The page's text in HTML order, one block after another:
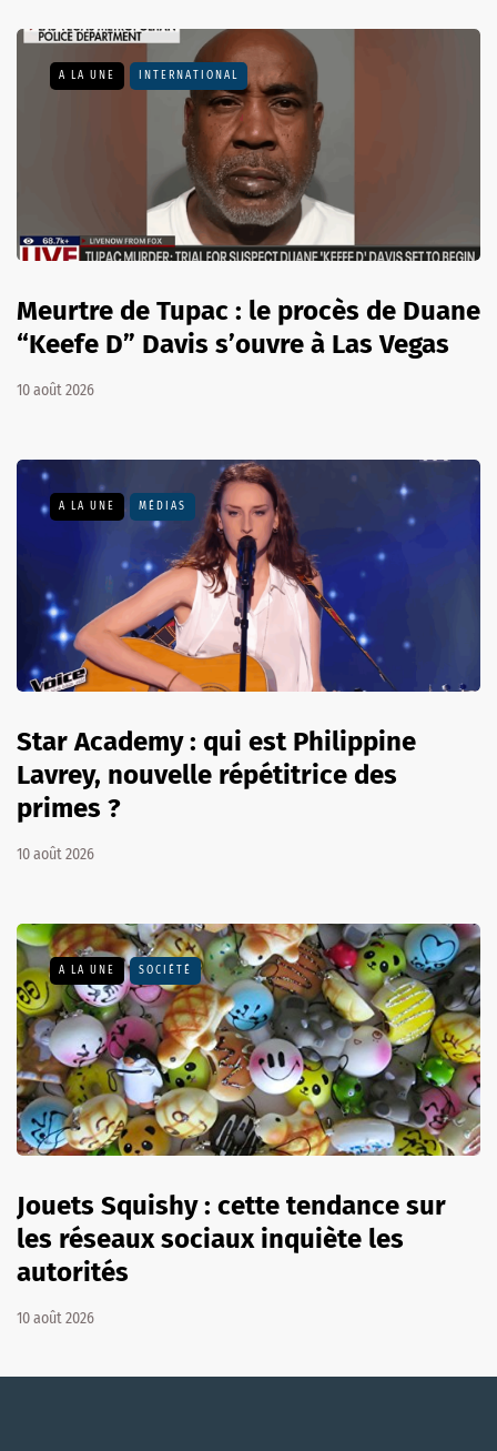
A LA UNE INTERNATIONAL
Meurtre de Tupac : le procès de Duane
“Keefe D” Davis s’ouvre à Las Vegas
10 août 2026
A LA UNE MÉDIAS
Star Academy : qui est Philippine
Lavrey, nouvelle répétitrice des
primes ?
10 août 2026
A LA UNE SOCIÉTÉ
Jouets Squishy : cette tendance sur
les réseaux sociaux inquiète les
autorités
10 août 2026